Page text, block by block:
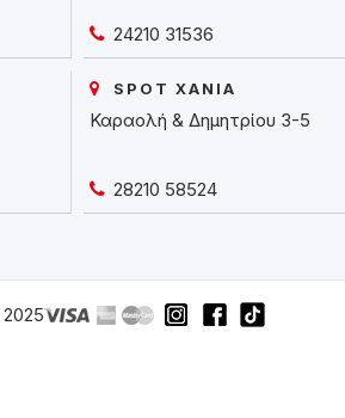
24210 31536
SPOT ΧΑΝΙΑ
Καραολή & Δημητρίου 3-5
28210 58524